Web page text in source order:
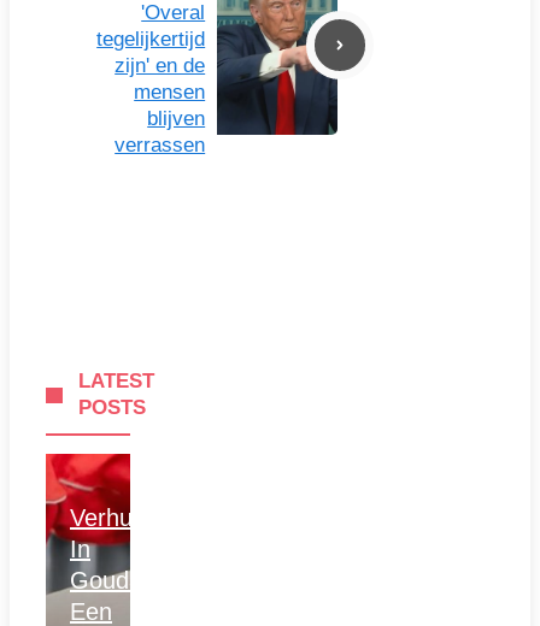
'Overal
tegelijkertijd
zijn' en de
mensen
blijven
verrassen
LATEST
POSTS
Verhuizen
In
Gouda:
Een